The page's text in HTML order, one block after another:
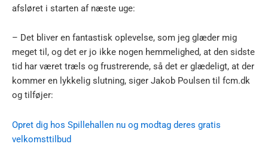
afsløret i starten af næste uge:
– Det bliver en fantastisk oplevelse, som jeg glæder mig
meget til, og det er jo ikke nogen hemmelighed, at den sidste
tid har været træls og frustrerende, så det er glædeligt, at der
kommer en lykkelig slutning, siger Jakob Poulsen til fcm.dk
og tilføjer:
Opret dig hos Spillehallen nu og modtag deres gratis
velkomsttilbud